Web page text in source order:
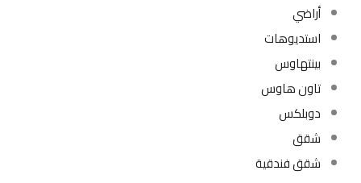
أراضي
استديوهات
بينتهاوس
تاون هاوس
دوبلكس
شقق
شقق فندقية